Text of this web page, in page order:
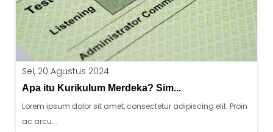
Sel, 20 Agustus 2024
Apa itu Kurikulum Merdeka? Sim...
Lorem ipsum dolor sit amet, consectetur adipiscing elit. Proin
ac arcu...